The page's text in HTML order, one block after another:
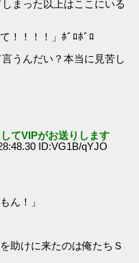
まった以上はここにいる
！！！！」ﾎﾞﾛﾎﾞﾛ
うんだい？本当に見苦し
てVIPがお送りします
ID:VG1B/qYJO
ん！」
助けに来たのは俺たちＳ